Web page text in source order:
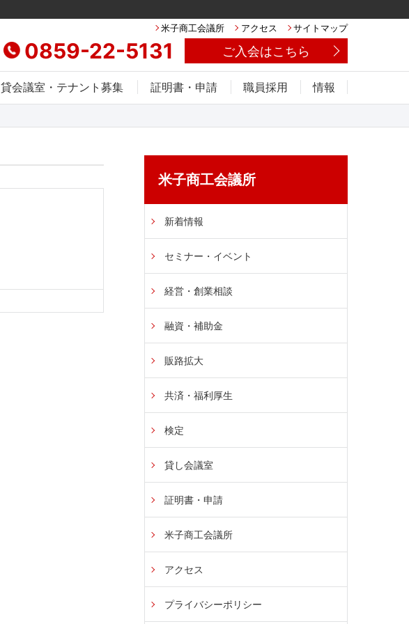
米子商工会議所 アクセス サイトマップ
ご入会はこちら
0859-22-5131
貸会議室・テナント募集 証明書・申請 職員採用 情報
米子商工会議所
新着情報
セミナー・イベント
経営・創業相談
融資・補助金
販路拡大
共済・福利厚生
検定
貸し会議室
証明書・申請
米子商工会議所
アクセス
プライバシーポリシー